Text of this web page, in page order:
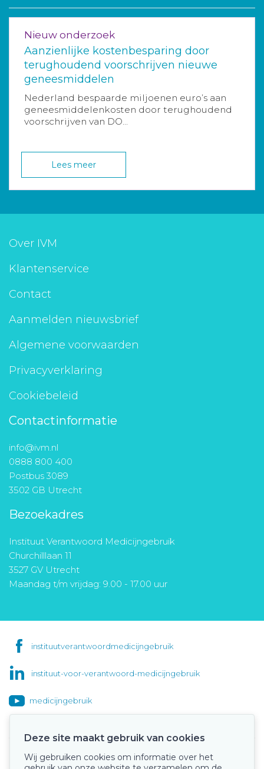
Nieuw onderzoek
Aanzienlijke kostenbesparing door
terughoudend voorschrijven nieuwe
geneesmiddelen
Nederland bespaarde miljoenen euro’s aan
geneesmiddelenkosten door terughoudend
voorschrijven van DO...
Lees meer
Over IVM
Klantenservice
Contact
Aanmelden nieuwsbrief
Algemene voorwaarden
Privacyverklaring
Cookiebeleid
Contactinformatie
info@ivm.nl
0888 800 400
Postbus 3089
3502 GB Utrecht
Bezoekadres
Instituut Verantwoord Medicijngebruik
Churchilllaan 11
3527 GV Utrecht
Maandag t/m vrijdag: 9.00 - 17.00 uur
instituutverantwoordmedicijngebruik
instituut-voor-verantwoord-medicijngebruik
medicijngebruik
Onze keurmerken
Deze site maakt gebruik van cookies
Wij gebruiken cookies om informatie over het